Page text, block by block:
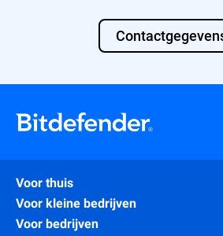
Voor thuis
Voor kleine bedrijven
Voor bedrijven